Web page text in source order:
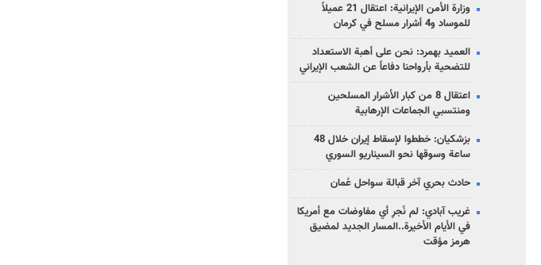
وزارة الأمن الإيرانية: اعتقال 21 عميلاً
للموساد و4 أشرار مسلح في كرمان
العميد بهمرد: نحن على أهبة الاستعداد
للتضحية بأرواحنا دفاعاً عن الشعب الإيراني
اعتقال 8 من كبار الأشرار المسلحين
ومنتسبي الجماعات الإرهابية
بزشكيان: خططوا لإسقاط إيران خلال 48
ساعة وسوقها نحو السيناريو السوري
حادث بحري آخر قبالة سواحل عُمان
غريب آبادي: لم نُجرِ أي مفاوضات مع أمريكا
في الأيام الأخيرة..المسار الجديد لمضيق
هرمز مؤقت